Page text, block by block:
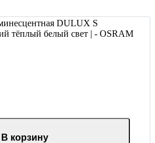
DULUX S
тёплый белый свет | - OSRAM
В корзину